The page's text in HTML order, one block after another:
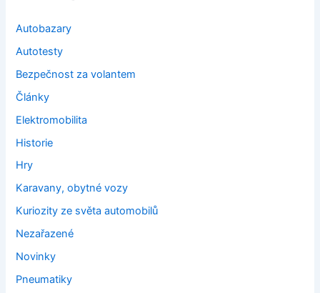
Autobazary
Autotesty
Bezpečnost za volantem
Články
Elektromobilita
Historie
Hry
Karavany, obytné vozy
Kuriozity ze světa automobilů
Nezařazené
Novinky
Pneumatiky